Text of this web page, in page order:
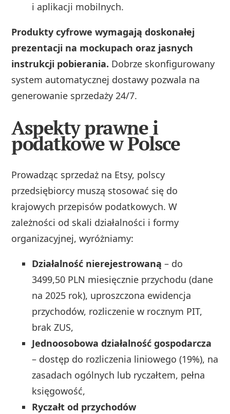
i aplikacji mobilnych.
Produkty cyfrowe wymagają doskonałej
prezentacji na mockupach oraz jasnych
instrukcji pobierania. Dobrze skonfigurowany
system automatycznej dostawy pozwala na
generowanie sprzedaży 24/7.
Aspekty prawne i
podatkowe w Polsce
Prowadząc sprzedaż na Etsy, polscy
przedsiębiorcy muszą stosować się do
krajowych przepisów podatkowych. W
zależności od skali działalności i formy
organizacyjnej, wyróżniamy:
Działalność nierejestrowaną – do
3499,50 PLN miesięcznie przychodu (dane
na 2025 rok), uproszczona ewidencja
przychodów, rozliczenie w rocznym PIT,
brak ZUS,
Jednoosobowa działalność gospodarcza
– dostęp do rozliczenia liniowego (19%), na
zasadach ogólnych lub ryczałtem, pełna
księgowość,
Ryczałt od przychodów